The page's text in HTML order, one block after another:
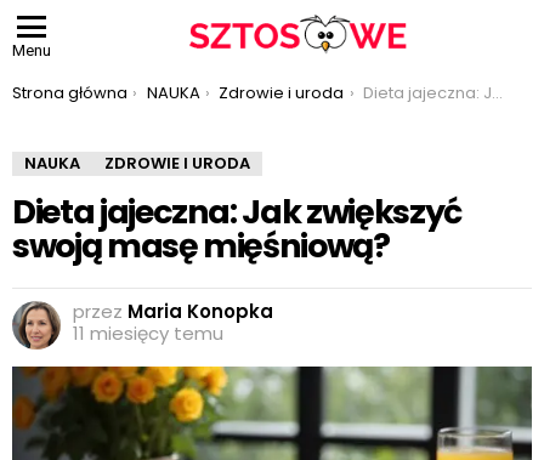
Menu
Jesteś tutaj:
Strona główna NAUKA Zdrowie i uroda Dieta jajeczna: Jak zwiększyć swoją masę mięśniową?
NAUKA ZDROWIE I URODA
Dieta jajeczna: Jak zwiększyć
swoją masę mięśniową?
przez Maria Konopka
11 miesięcy temu